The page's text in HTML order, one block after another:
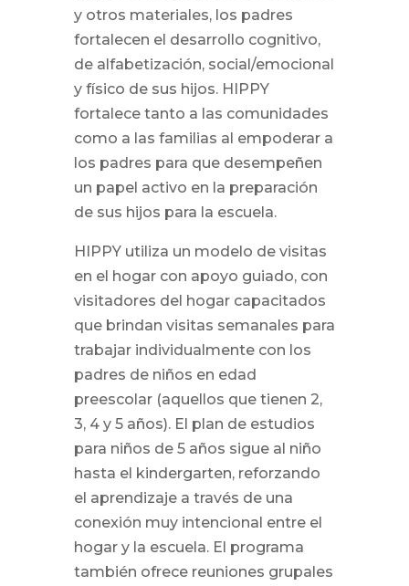
y otros materiales, los padres
fortalecen el desarrollo cognitivo,
de alfabetización, social/emocional
y físico de sus hijos. HIPPY
fortalece tanto a las comunidades
como a las familias al empoderar a
los padres para que desempeñen
un papel activo en la preparación
de sus hijos para la escuela.
HIPPY utiliza un modelo de visitas
en el hogar con apoyo guiado, con
visitadores del hogar capacitados
que brindan visitas semanales para
trabajar individualmente con los
padres de niños en edad
preescolar (aquellos que tienen 2,
3, 4 y 5 años). El plan de estudios
para niños de 5 años sigue al niño
hasta el kindergarten, reforzando
el aprendizaje a través de una
conexión muy intencional entre el
hogar y la escuela. El programa
también ofrece reuniones grupales